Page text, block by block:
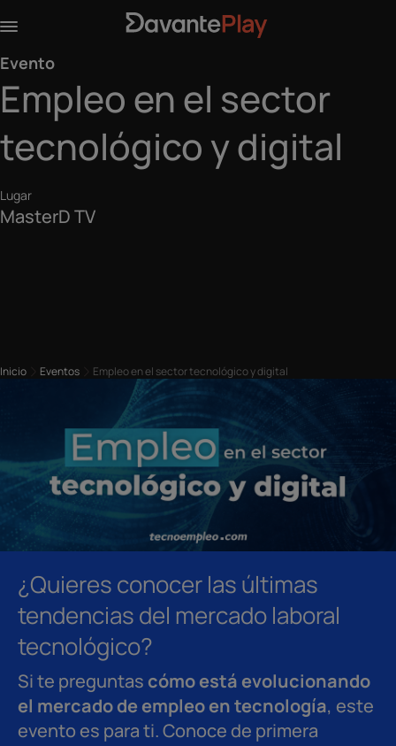
Evento
Empleo en el sector
tecnológico y digital
Lugar
MasterD TV
Inicio Eventos Empleo en el sector tecnológico y digital
¿Quieres conocer las últimas
tendencias del mercado laboral
tecnológico?
Si te preguntas cómo está evolucionando
el mercado de empleo en tecnología, este
evento es para ti. Conoce de primera